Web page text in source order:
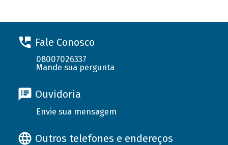
Fale Conosco
08007026337
Mande sua pergunta
Ouvidoria
Envie sua mensagem
Outros telefones e endereços